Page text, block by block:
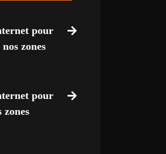
pour
zones
pour
zones